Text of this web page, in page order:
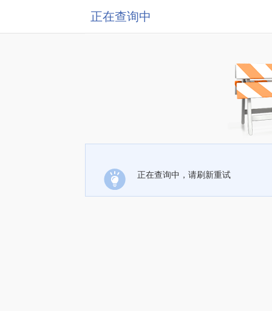
正在查询中
正在查询中，请刷新重试